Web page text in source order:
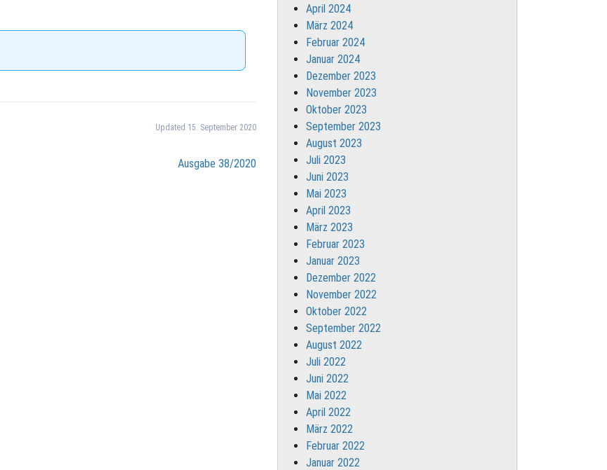
Updated 15. September 2020
Ausgabe 38/2020
April 2024
März 2024
Februar 2024
Januar 2024
Dezember 2023
November 2023
Oktober 2023
September 2023
August 2023
Juli 2023
Juni 2023
Mai 2023
April 2023
März 2023
Februar 2023
Januar 2023
Dezember 2022
November 2022
Oktober 2022
September 2022
August 2022
Juli 2022
Juni 2022
Mai 2022
April 2022
März 2022
Februar 2022
Januar 2022